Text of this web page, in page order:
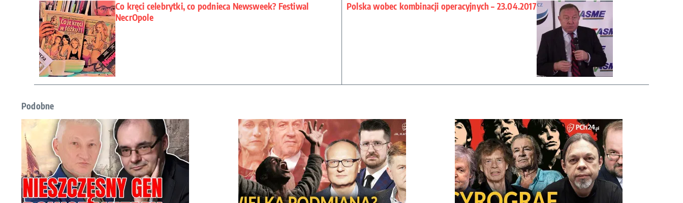
Co kręci celebrytki, co podnieca Newsweek? Festiwal
NecrOpole
Polska wobec kombinacji operacyjnych – 23.04.2017
Podobne